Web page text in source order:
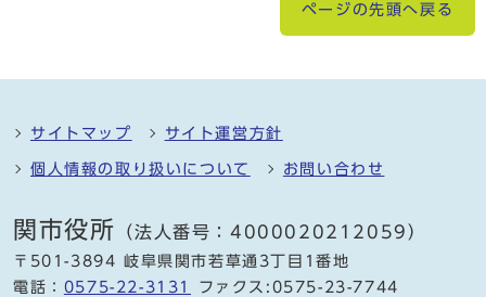
ページの先頭へ戻る
サイトマップ サイト運営方針
個人情報の取り扱いについて お問い合わせ
関市役所 （法人番号：4000020212059）
〒501-3894 岐阜県関市若草通3丁目1番地
電話： 0575-22-3131
ファクス:0575-23-7744